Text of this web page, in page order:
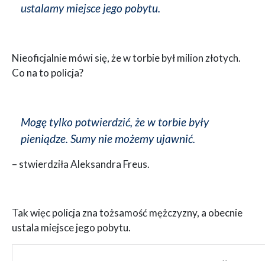
ustalamy miejsce jego pobytu.
Nieoficjalnie mówi się, że w torbie był milion złotych.
Co na to policja?
Mogę tylko potwierdzić, że w torbie były
pieniądze. Sumy nie możemy ujawnić.
– stwierdziła Aleksandra Freus.
Tak więc policja zna tożsamość mężczyzny, a obecnie
ustala miejsce jego pobytu.